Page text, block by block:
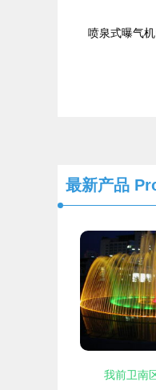
喷泉式曝气
最新产品
我前卫南